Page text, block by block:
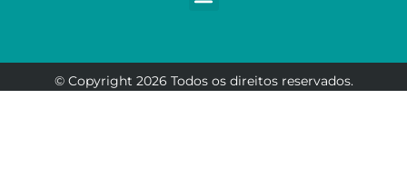
© Copyright 2026 Todos os direitos reservados.